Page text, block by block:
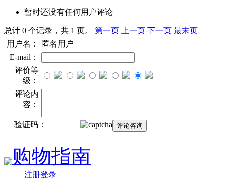
暂时还没有任何用户评论
总计 0 个记录，共 1 页。 第一页 上一页 下一页 最末页
用户名：
匿名用户
E-mail：
评价等
级：
评论内
容：
验证码：
购物指南
注册登录